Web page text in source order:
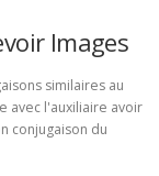
Images
similaires au
avec l'auxiliaire avoir
conjugaison du